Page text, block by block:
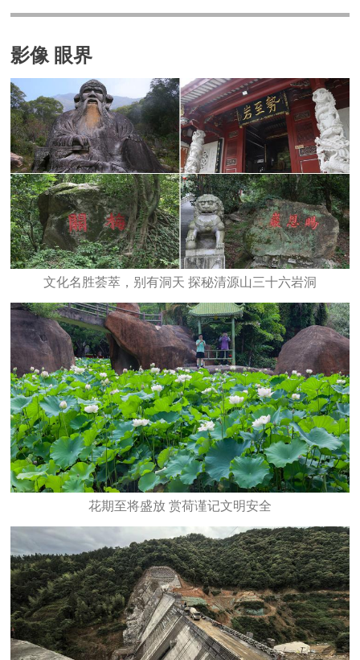
影像 眼界
文化名胜荟萃，别有洞天 探秘清源山三十六岩洞
花期至将盛放 赏荷谨记文明安全